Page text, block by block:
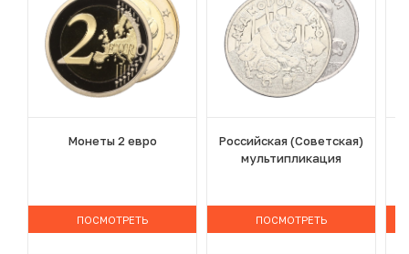
Монеты 2 евро
ПОСМОТРЕТЬ
Российская (Советская)
мультипликация
ПОСМОТРЕТЬ